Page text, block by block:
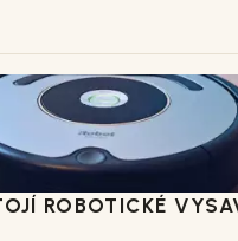
ROBOTICKÉ